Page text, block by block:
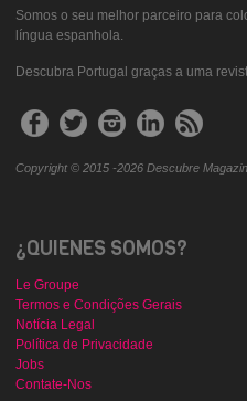
Somos o seu melhor parceiro para
língua espanhola.
Descubra Portugal graças a uma
Copyright © 2015 -2026 Descubre
¿QUIENES SOMOS?
Le Groupe
Termos e Condições Gerais
Notícia Legal
Política de Privacidade
Jobs
Contate-Nos